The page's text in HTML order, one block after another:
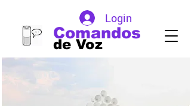
de Voz
Comandos
Login